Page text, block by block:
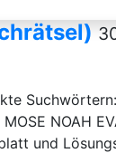
Suchwörtern:
MOSE
und